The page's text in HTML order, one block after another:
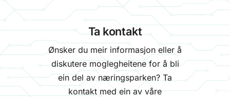
Ta kontakt
Ønsker du meir informasjon eller å
diskutere moglegheitene for å bli
ein del av næringsparken? Ta
kontakt med ein av våre